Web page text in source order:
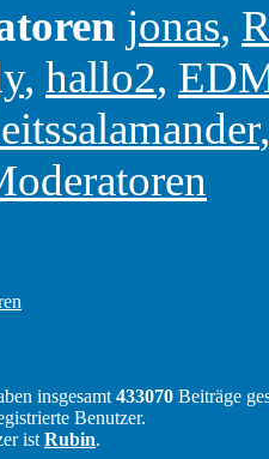
jonas,
, hallo2,
insgesamt 433070 Beiträge
Benutzer.
ist Rubin.